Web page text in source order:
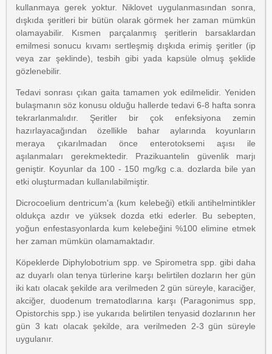
kullanmaya gerek yoktur. Niklovet uygulanmasından sonra,
dışkıda şeritleri bir bütün olarak görmek her zaman mümkün
olamayabilir. Kısmen parçalanmış şeritlerin barsaklardan
emilmesi sonucu kıvamı sertleşmiş dışkıda erimiş şeritler (ip
veya zar şeklinde), tesbih gibi yada kapsüle olmuş şeklide
gözlenebilir.
Tedavi sonrası çıkan gaita tamamen yok edilmelidir. Yeniden
bulaşmanın söz konusu olduğu hallerde tedavi 6-8 hafta sonra
tekrarlanmalıdır. Şeritler bir çok enfeksiyona zemin
hazırlayacağından özellikle bahar aylarında koyunların
meraya çıkarılmadan önce enterotoksemi aşısı ile
aşılanmaları gerekmektedir. Prazikuantelin güvenlik marjı
geniştir. Koyunlar da 100 - 150 mg/kg c.a. dozlarda bile yan
etki oluşturmadan kullanılabilmiştir.
Dicrocoelium dentricum'a (kum kelebeği) etkili antihelmintikler
oldukça azdır ve yüksek dozda etki ederler. Bu sebepten,
yoğun enfestasyonlarda kum kelebeğini %100 elimine etmek
her zaman mümkün olamamaktadır.
Köpeklerde Diphylobotrium spp. ve Spirometra spp. gibi daha
az duyarlı olan tenya türlerine karşı belirtilen dozların her gün
iki katı olacak şekilde ara verilmeden 2 gün süreyle, karaciğer,
akciğer, duodenum trematodlarına karşı (Paragonimus spp,
Opistorchis spp.) ise yukarıda belirtilen tenyasid dozlarının her
gün 3 katı olacak şekilde, ara verilmeden 2-3 gün süreyle
uygulanır.